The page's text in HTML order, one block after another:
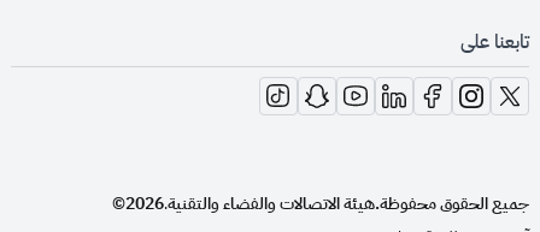
تابعنا على
opens in new window
opens in new window
opens in new window
opens in new window
opens in new window
opens in new window
opens in new window
جميع الحقوق محفوظة.هيئة الاتصالات والفضاء والتقنية.
2026©